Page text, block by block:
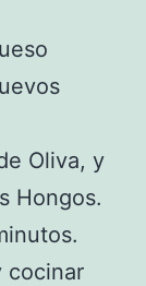
Oliva, y
Hongos.
cocinar